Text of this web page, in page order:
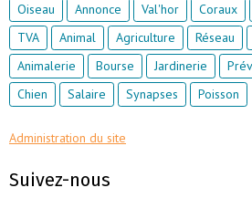
Oiseau Annonce Val'hor Coraux
TVA
Animal Agriculture Réseau
Animalerie
Bourse Jardinerie
Chien
Salaire Synapses Poisson
Administration du site
Suivez-nous